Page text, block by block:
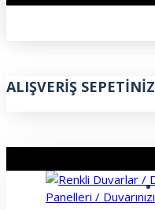
ALIŞVERIŞ SEPETINIZ